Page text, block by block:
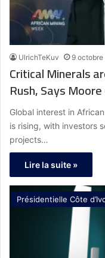
UlrichTeKuv 9 octobre
Critical Minerals
Rush, Says
Global interest in
is rising, with investors
projects…
Lire la suite »
Présidentielle Côte